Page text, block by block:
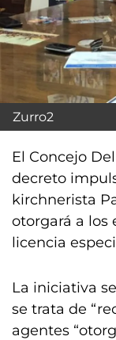
Zurro2
El Concejo
decreto
kirchnerista
otorgará a los
licencia
La iniciativa
se trata de
agentes